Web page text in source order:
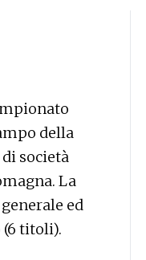
della
società
La
ed
(6 titoli).